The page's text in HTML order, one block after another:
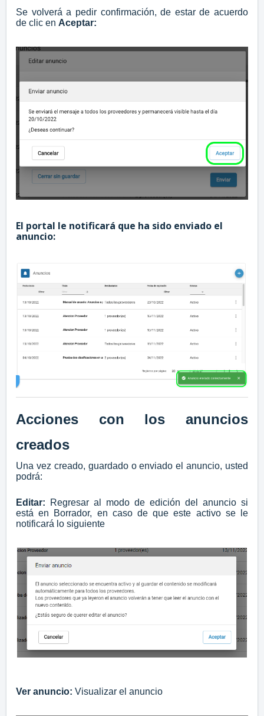
Se volverá a pedir confirmación, de estar de acuerdo
de clic en Aceptar:
El portal le notificará que ha sido enviado el
anuncio:
Acciones con los anuncios
creados
Una vez creado, guardado o enviado el anuncio, usted
podrá:
Editar: Regresar al modo de edición del anuncio si
está en Borrador, en caso de que este activo se le
notificará lo siguiente
Ver anuncio: Visualizar el anuncio